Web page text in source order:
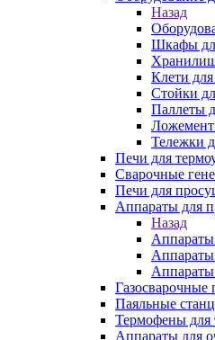
Назад
Шкафы
Клети
Стойки
Паллеты
Тележки
Печи для
Сварочные
Печи для
Аппараты для
Назад
Аппараты
Аппараты
Аппараты
Газосварочные
Паяльные
Термофены для
Аппараты для